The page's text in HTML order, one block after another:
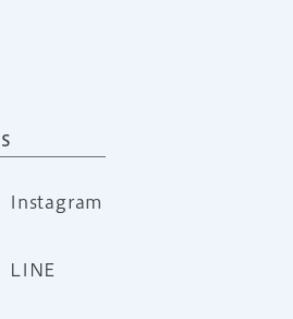
Instagram
LINE